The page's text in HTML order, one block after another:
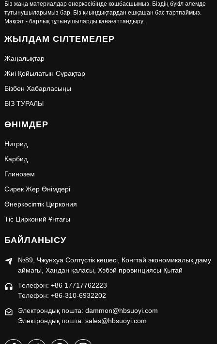
Біз жаңа материалдар өнеркәсібінде көшбасшымыз. Біздің бүкіл әлемде
тұтынушыларымыз бар. Біз қиындықтардан ешқашан бас тартпаймыз.
Мақсат - барлық тұтынушыларды қанағаттандыру.
ЖЫЛДАМ СІЛТЕМЕЛЕР
Жаңалықтар
Жиі Қойылатын Сұрақтар
Бізбен Хабарласыңы
БІЗ ТУРАЛЫ
ӨНІМДЕР
Нитрид
Карбид
Глинозем
Сирек Жер Өнімдері
Өнеркәсіптік Циркония
Тіс Цирконий Ұнтағы
БАЙЛАНЫСУ
№89, Чжунхуа Солтүстік көшесі, Конгтай экономикалық даму
аймағы, Хандан қаласы, Хэбэй провинциясы Қытай
Телефон: +86 17717762223
Телефон: +86-310-6932202
Электрондық пошта: dammon@hbsuoyi.com
Электрондық пошта: sales@hbsuoyi.com